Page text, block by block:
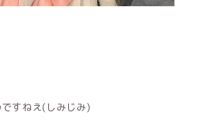
すねえ(しみじみ)